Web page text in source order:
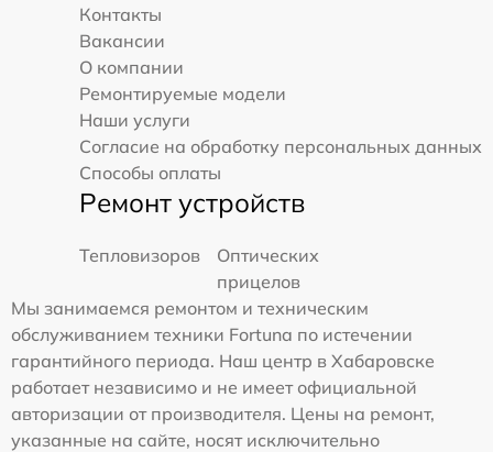
Контакты
Вакансии
О компании
Ремонтируемые модели
Наши услуги
Согласие на обработку персональных данных
Способы оплаты
Ремонт устройств
Тепловизоров
Оптических
прицелов
Мы занимаемся ремонтом и техническим
обслуживанием техники Fortuna по истечении
гарантийного периода. Наш центр в Хабаровске
работает независимо и не имеет официальной
авторизации от производителя. Цены на ремонт,
указанные на сайте, носят исключительно